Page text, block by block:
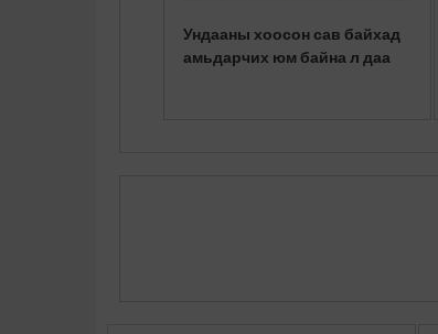
Ундааны хоосон сав байхад
амьдарчих юм байна л даа